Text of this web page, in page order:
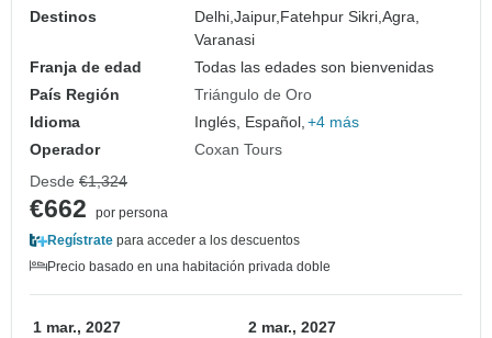
Destinos
Delhi,Jaipur, Fatehpur Sikri,Agra,
Varanasi
Franja de edad
Todas las edades son bienvenidas
País Región
Triángulo de Oro
Idioma
Inglés, Español, +4 más
Operador
Coxan Tours
Desde €1,324
€662
por persona
Regístrate para acceder a los descuentos
Precio basado en una habitación privada doble
1 mar., 2027 2 mar., 2027